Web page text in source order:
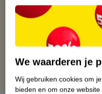
Op werkdagen voor
Gratis thuisbezorgd
Gratis retourneren binnen
Gratis punten met je
We waarderen je
Wij gebruiken cookies om
bieden en om onze